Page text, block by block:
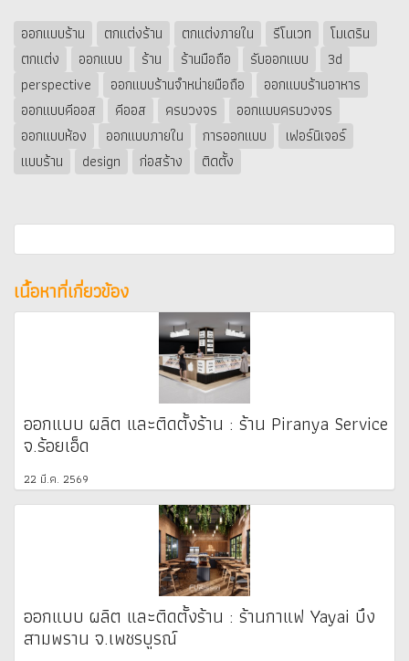
ออกแบบร้าน ตกแต่งร้าน ตกแต่งภายใน รีโนเวท
โมเดริน
ตกแต่ง
ออกแบบ ร้าน ร้านมือถือ รับออกแบบ
3d
perspective
ออกแบบร้านจำหน่ายมือถือ
ออกแบบร้านอาหาร
ออกแบบคีออส
คีออส ครบวงจร
ออกแบบครบวงจร
ออกแบบห้อง
ออกแบบภายใน การออกแบบ
เฟอร์นิเจอร์
แบบร้าน
design ก่อสร้าง ติดตั้ง
เนื้อหาที่เกี่ยวข้อง
ออกแบบ ผลิต และติดตั้งร้าน : ร้าน Piranya Service
จ.ร้อยเอ็ด
22 มี.ค. 2569
ออกแบบ ผลิต และติดตั้งร้าน : ร้านกาแฟ Yayai บึง
สามพราน จ.เพชรบูรณ์